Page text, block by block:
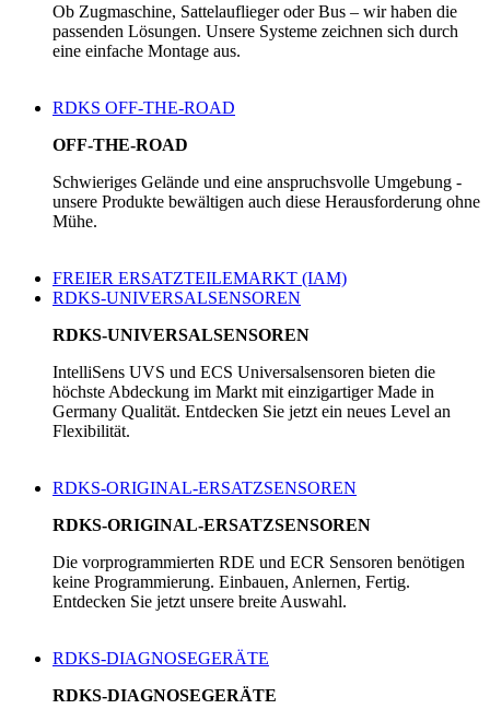
Ob Zugmaschine, Sattelauflieger oder Bus – wir haben die
passenden Lösungen. Unsere Systeme zeichnen sich durch
eine einfache Montage aus.
RDKS OFF-THE-ROAD
OFF-THE-ROAD
Schwieriges Gelände und eine anspruchsvolle Umgebung -
unsere Produkte bewältigen auch diese Herausforderung ohne
Mühe.
FREIER ERSATZTEILEMARKT (IAM)
RDKS-UNIVERSALSENSOREN
RDKS-UNIVERSALSENSOREN
IntelliSens UVS und ECS Universalsensoren bieten die
höchste Abdeckung im Markt mit einzigartiger Made in
Germany Qualität. Entdecken Sie jetzt ein neues Level an
Flexibilität.
RDKS-ORIGINAL-ERSATZSENSOREN
RDKS-ORIGINAL-ERSATZSENSOREN
Die vorprogrammierten RDE und ECR Sensoren benötigen
keine Programmierung. Einbauen, Anlernen, Fertig.
Entdecken Sie jetzt unsere breite Auswahl.
RDKS-DIAGNOSEGERÄTE
RDKS-DIAGNOSEGERÄTE